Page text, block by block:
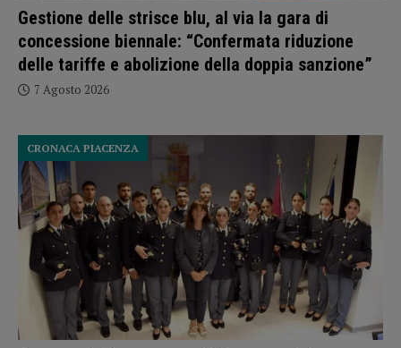
Gestione delle strisce blu, al via la gara di
concessione biennale: “Confermata riduzione
delle tariffe e abolizione della doppia sanzione”
7 Agosto 2026
CRONACA PIACENZA